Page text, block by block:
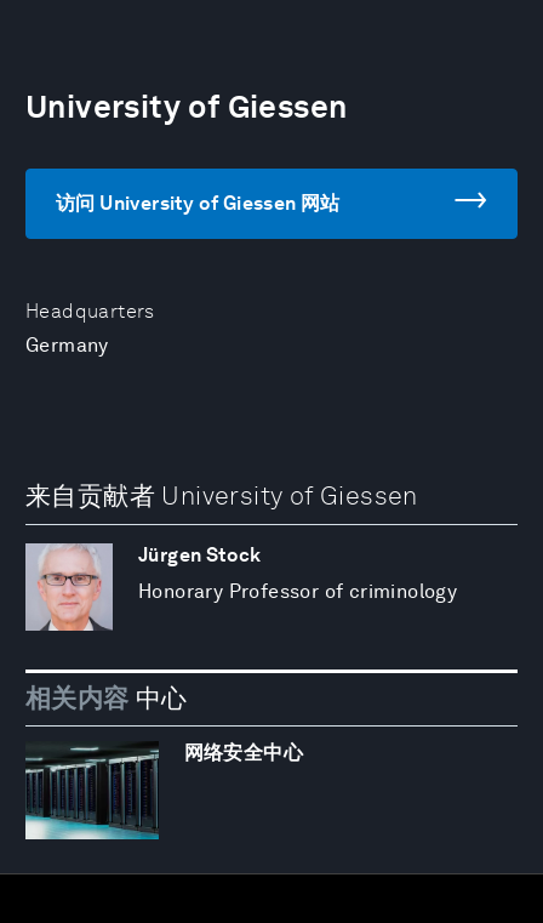
Headquarters
Germany
University of Giessen
访问 University of Giessen 网站
来自贡献者 University of Giessen
Jürgen Stock
Honorary Professor of criminology
相关内容 中心
网络安全中心